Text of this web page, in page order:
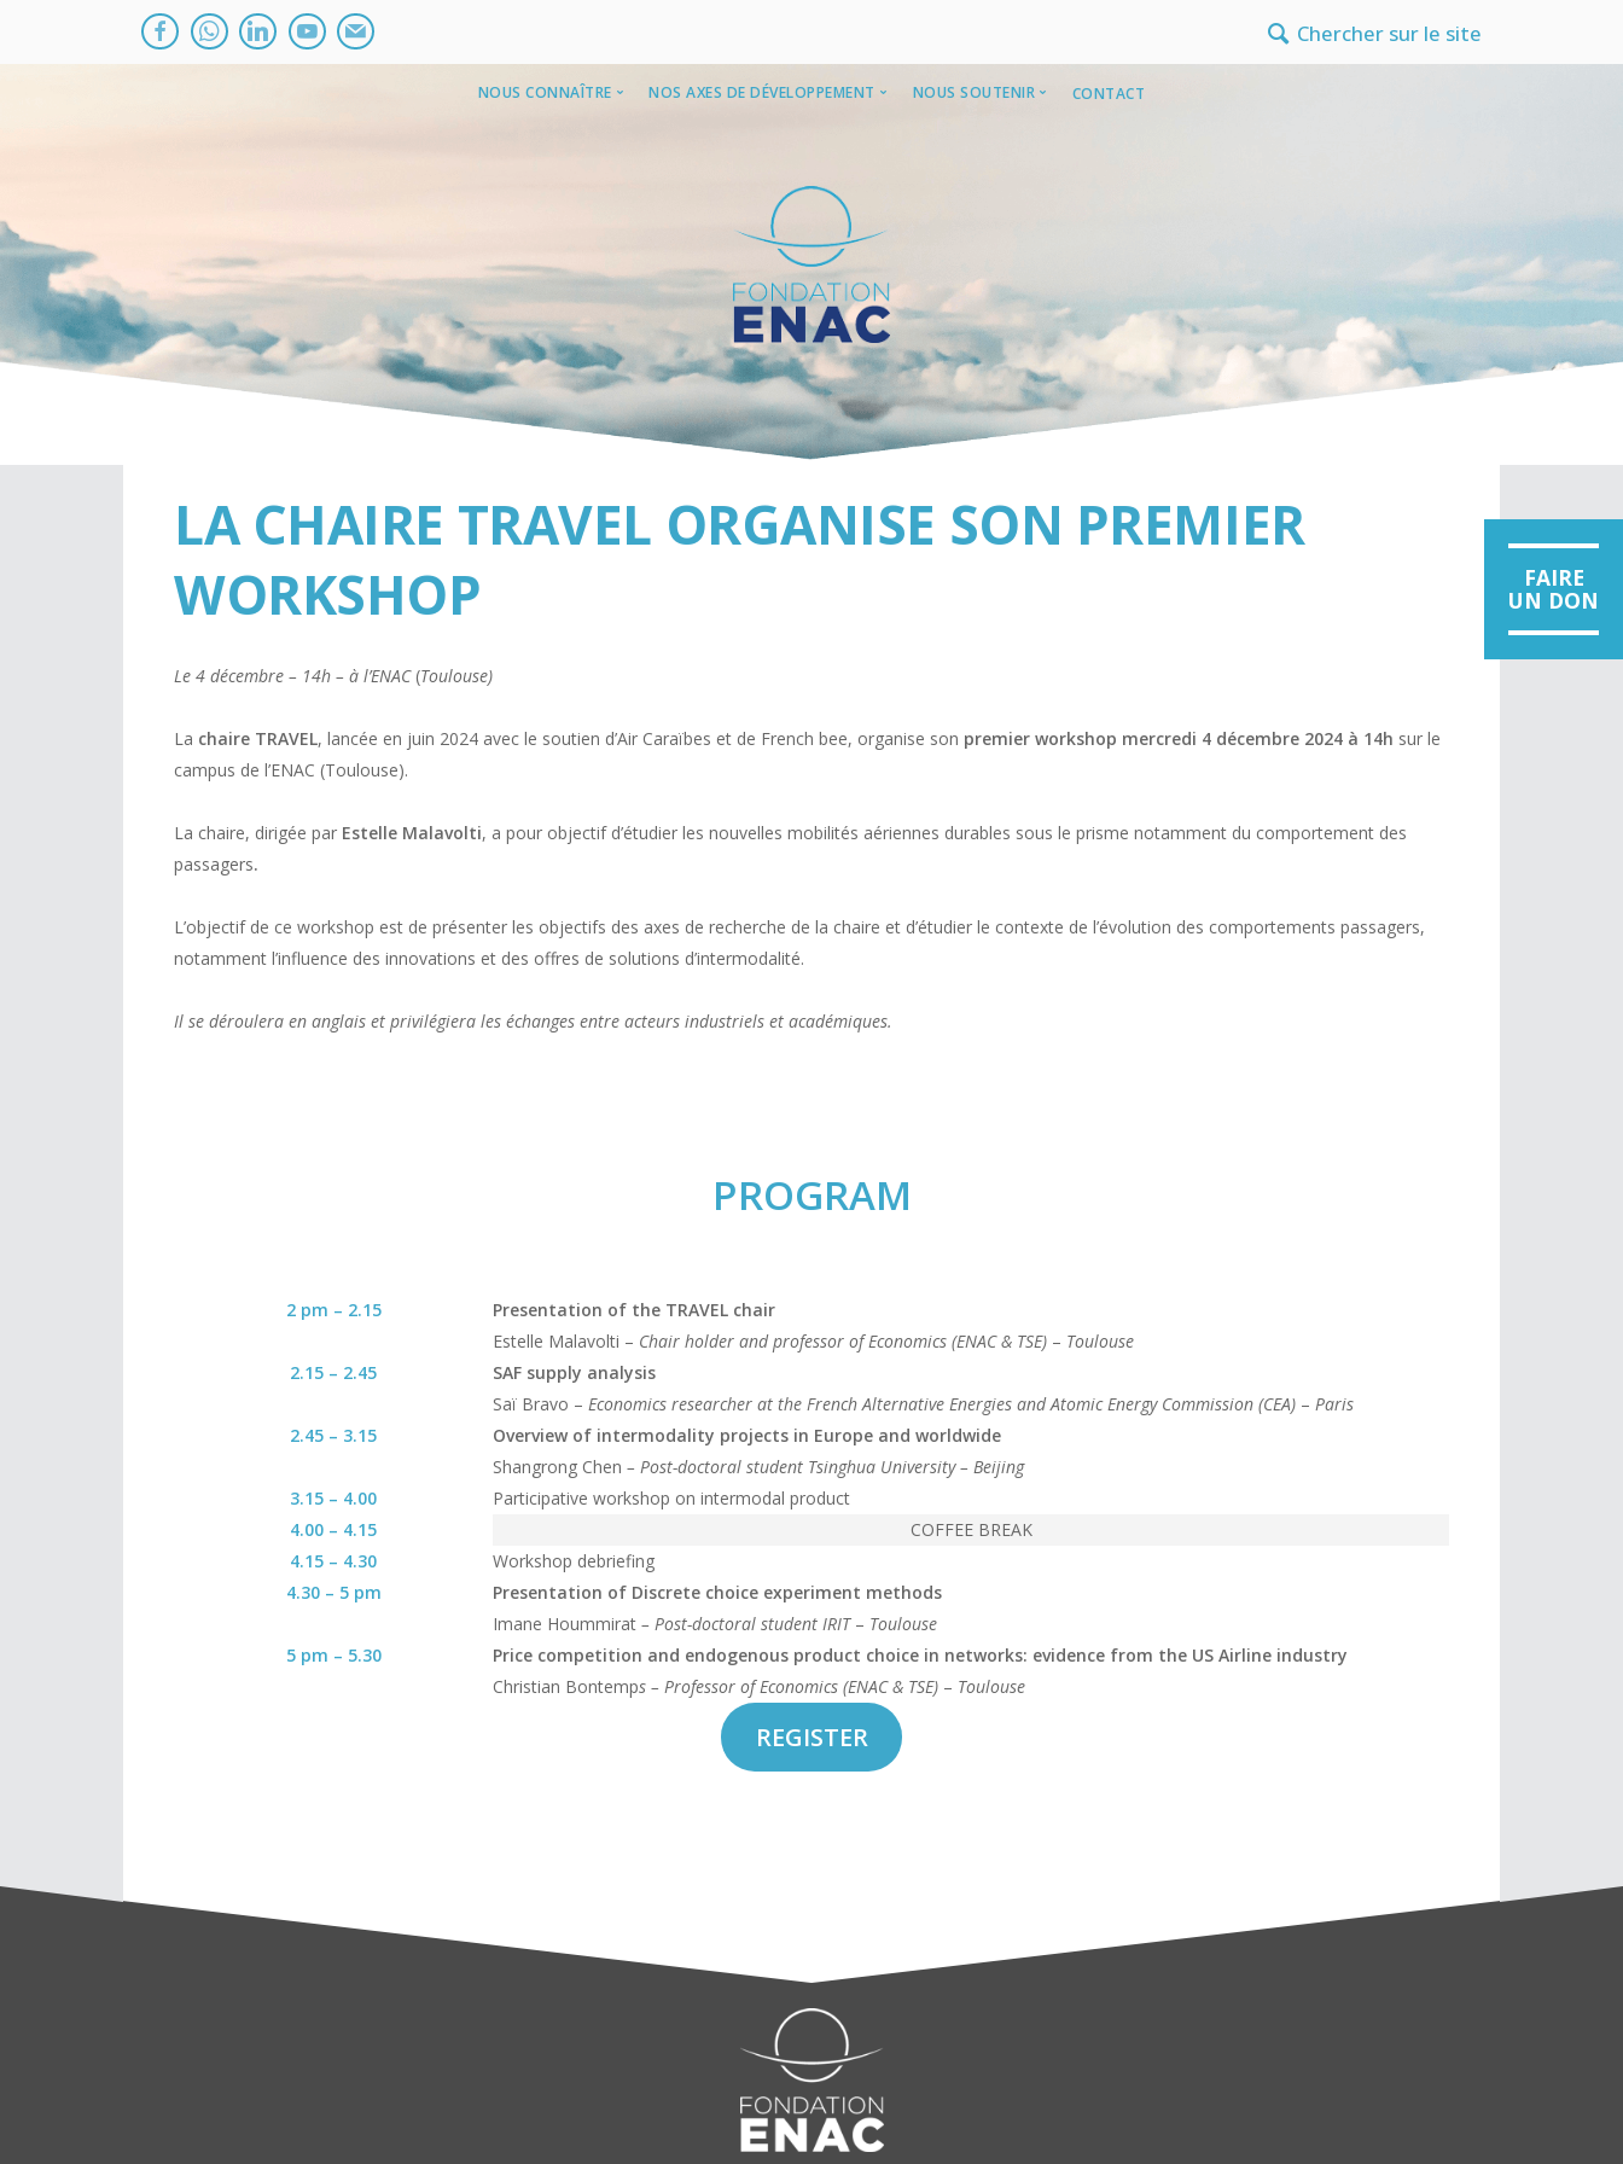
Chercher sur le site
NOUS CONNAÎTRE
Gouvernance
L’équipe
Rapports d’activité
L’ENAC
ENAC Alumni
NOS AXES DE DÉVELOPPEMENT
International
Recherche et enseignement
Diversité et inclusion
Vie des campus
NOUS SOUTENIR
Mécénat des entreprises
Nos entreprises mécènes
Nos donateurs individuels
Les témoignages
CONTACT
FAIRE
UN DON
LA CHAIRE TRAVEL ORGANISE SON PREMIER
WORKSHOP
Le 4 décembre – 14h – à l’ENAC(Toulouse)
La chaire TRAVEL, lancée en juin 2024 avec le soutien d’Air Caraïbes et de French bee, organise son premier workshop mercredi 4 décembre 2024 à 14h sur le
campus de l’ENAC (Toulouse).
La chaire, dirigée par Estelle Malavolti, a pour objectif d’étudier les nouvelles mobilités aériennes durables sous le prisme notamment du comportement des
passagers.
L’objectif de ce workshop est de présenter les objectifs des axes de recherche de la chaire et d’étudier le contexte de l’évolution des comportements passagers,
notamment l’influence des innovations et des offres de solutions d’intermodalité.
Il se déroulera en anglais et privilégiera les échanges entre acteurs industriels et académiques.
PROGRAM
2 pm – 2.15
Presentation of the TRAVEL chair
Estelle Malavolti – Chair holder and professor of Economics (ENAC & TSE) – Toulouse
2.15 – 2.45
SAF supply analysis
Saï Bravo – Economics researcher at the French Alternative Energies and Atomic Energy Commission (CEA) – Paris
2.45 – 3.15
Overview of intermodality projects in Europe and worldwide
Shangrong Chen – Post-doctoral student Tsinghua University – Beijing
3.15 – 4.00
Participative workshop on intermodal product
4.00 – 4.15
COFFEE BREAK
4.15 – 4.30
Workshop debriefing
4.30 – 5 pm
Presentation of Discrete choice experiment methods
Imane Hoummirat – Post-doctoral student IRIT – Toulouse
5 pm – 5.30
Price competition and endogenous product choice in networks: evidence from the US Airline industry
Christian Bontemps – Professor of Economics (ENAC & TSE) – Toulouse
REGISTER